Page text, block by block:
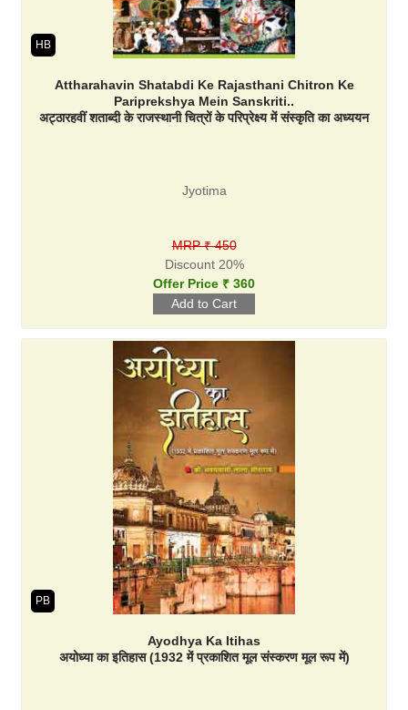
HB
Attharahavin Shatabdi Ke Rajasthani Chitron Ke
Pariprekshya Mein Sanskriti..
अट्ठारहवीं शताब्दी के राजस्थानी चित्रों के परिप्रेक्ष्य में संस्कृति का अध्ययन
Jyotima
MRP ₹ 450
Discount 20%
Offer Price ₹ 360
PB
Ayodhya Ka Itihas
अयोध्या का इतिहास (1932 में प्रकाशित मूल संस्करण मूल रूप में)